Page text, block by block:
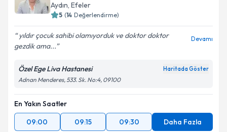
Aydın, Efeler
5 (14 Değerlendirme)
yıldır çocuk sahibi olamıyorduk ve doktor doktor
gezdik ama...
Devamı
Özel Ege Liva Hastanesi Haritada Göster
Adnan Menderes, 533. Sk. No:4, 09100
En Yakın Saatler
09:00
09:15 09:30 Daha Fazla